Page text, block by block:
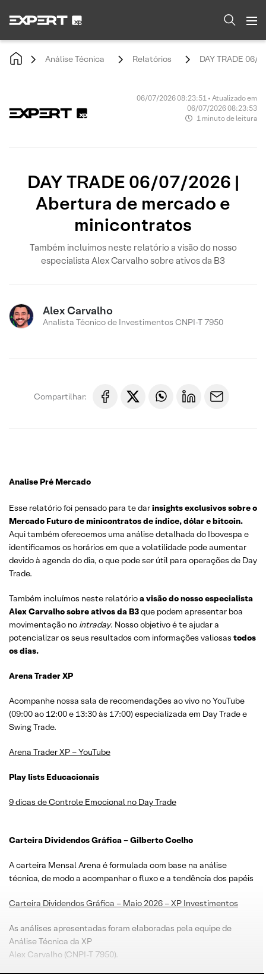
Análise Técnica Relatórios DAY TRADE 06/
06/07/2026 08:23:51 • Atualizado em
06/07/2026 08:23:53
1 minuto de leitura
DAY TRADE 06/07/2026 |
Abertura de mercado e
minicontratos
Também incluímos neste relatório a visão do nosso
especialista Alex Carvalho sobre ativos da B3
Alex Carvalho
Analista Técnico de Investimentos CNPI-T 7950
Compartilhar:
Analise Pré Mercado
Esse relatório foi pensado para te darinsights exclusivos sobre o
Mercado Futuro de minicontratos de índice, dólar e bitcoin.
Aqui também oferecemos uma análise detalhada do Ibovespa e
identificamos os horários em que a volatilidade pode aumentar
devido à agenda do dia, o que pode ser útil para operações de Day
Trade.
Também incluímos neste relatórioa visão do nosso especialista
Alex Carvalho sobre ativos da B3que podem apresentar boa
movimentação no intraday. Nosso objetivo é te ajudar a
potencializar os seus resultados com informações valiosas todos
os dias.
Arena Trader XP
Acompanhe nossa sala de recomendações ao vivo no YouTube
(09:00 ao 12:00 e 13:30 às 17:00) especializada em Day Trade e
Swing Trade.
Arena Trader XP – YouTube
Play lists Educacionais
9 dicas de Controle Emocional no Day Trade
Carteira Dividendos Gráfica – Gilberto Coelho
A carteira Mensal Arena é formulada com base na análise
técnica, de modo a acompanhar o fluxo e a tendência dos papéis
Carteira Dividendos Gráfica – Maio 2026 – XP Investimentos
As análises apresentadas foram elaboradas pela equipe de
Análise Técnica da XP
Alex Carvalho (CNPI-T 7950).